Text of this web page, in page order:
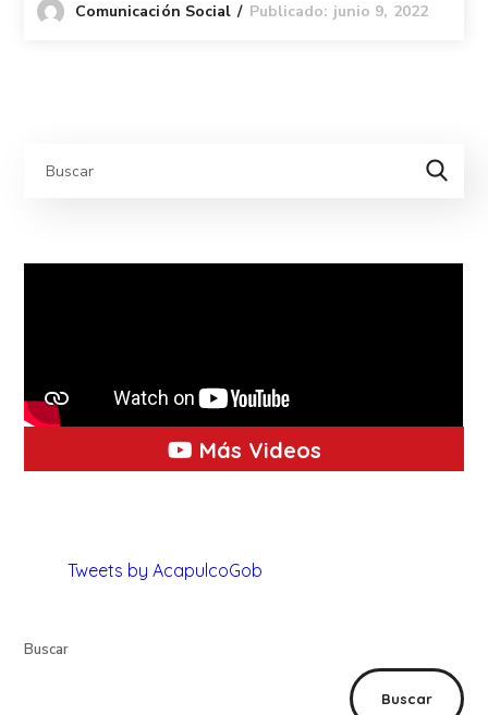
Comunicación Social Publicado: junio 9, 2022
Más Videos
Tweets by AcapulcoGob
Buscar
Buscar